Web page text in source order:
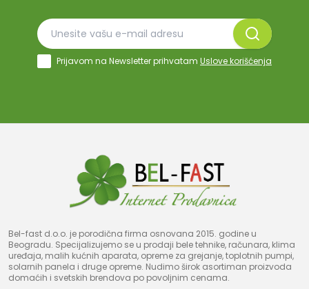
Prijavom na Newsletter prihvatam Uslove korišćenja
Bel-fast d.o.o. je porodična firma osnovana 2015. godine u
Beogradu. Specijalizujemo se u prodaji bele tehnike, računara, klima
uređaja, malih kućnih aparata, opreme za grejanje, toplotnih pumpi,
solarnih panela i druge opreme. Nudimo širok asortiman proizvoda
domaćih i svetskih brendova po povoljnim cenama.